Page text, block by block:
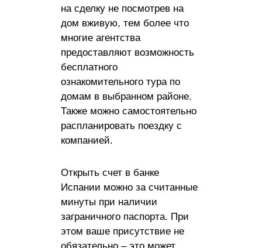
на сделку не посмотрев на
дом вживую, тем более что
многие агентства
предоставляют возможность
бесплатного
ознакомительного тура по
домам в выбранном районе.
Также можно самостоятельно
распланировать поездку с
компанией.
Открыть счет в банке
Испании можно за считанные
минуты при наличии
заграничного паспорта. При
этом ваше присутствие не
обязательно – это может